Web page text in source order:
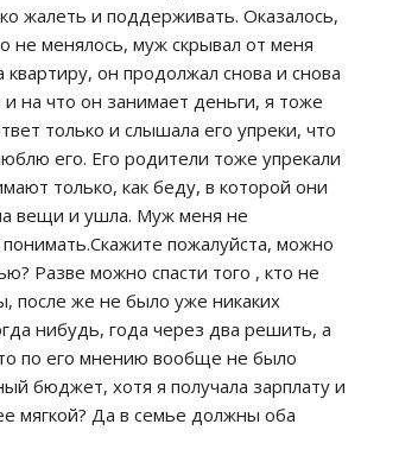
жалеть и поддерживать. Оказалось,
не менялось, муж скрывал от меня
он продолжал снова и снова
на что он занимает деньги, я тоже
только и слышала его упреки, что
его. Его родители тоже упрекали
только, как беду, в которой они
вещи и ушла. Муж меня не
пожалуйста, можно
Разве можно спасти того , кто не
после же не было уже никаких
нибудь, года через два решить, а
по его мнению вообще не было
бюджет, хотя я получала зарплату и
мягкой? Да в семье должны оба